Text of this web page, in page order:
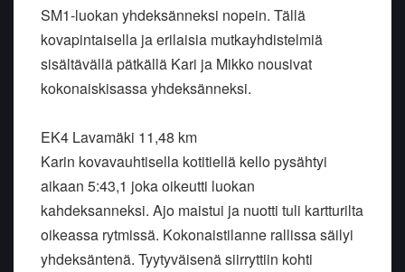
SM1-luokan yhdeksänneksi nopein. Tällä
kovapintaisella ja erilaisia mutkayhdistelmiä
sisältävällä pätkällä Kari ja Mikko nousivat
kokonaiskisassa yhdeksänneksi.
EK4 Lavamäki 11,48 km
Karin kovavauhtisella kotitiellä kello pysähtyi
aikaan 5:43,1 joka oikeutti luokan
kahdeksanneksi. Ajo maistui ja nuotti tuli kartturilta
oikeassa rytmissä. Kokonaistilanne rallissa säilyi
yhdeksäntenä. Tyytyväisenä siirryttiin kohti